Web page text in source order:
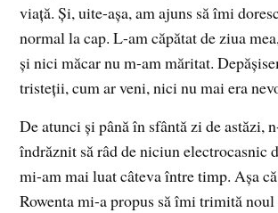
viață. Și, uite-așa, am ajuns să îmi
normal la cap. L-am căpătat de ziua
și nici măcar nu m-am măritat.
tristeții, cum ar veni, nici nu mai era
De atunci și până în sfântă zi de astăzi,
îndrăznit să râd de niciun electrocasnic
mi-am mai luat câteva între timp. Așa
Rowenta mi-a propus să îmi trimită